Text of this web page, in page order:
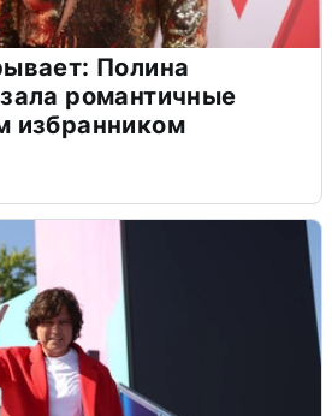
Полина
романтичные
избранником